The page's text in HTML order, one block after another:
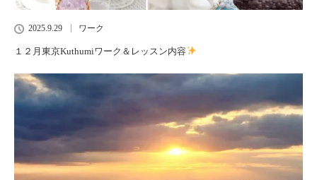
2025.9.29 ワーク
１２月東京Kuthumiワーク＆レッスン内容